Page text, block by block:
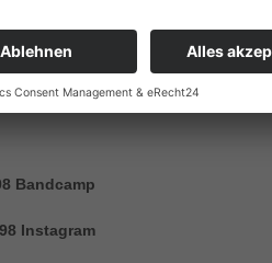
Helix unter Vertrag.
Bandcamp
Instagram